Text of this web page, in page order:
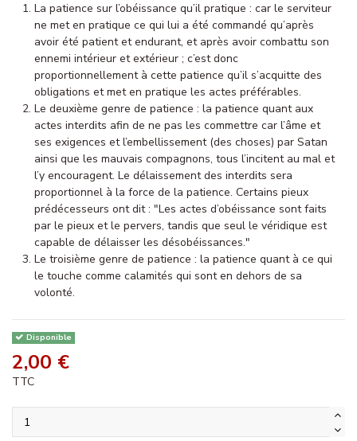
La patience sur l’obéissance qu’il pratique : car le serviteur
ne met en pratique ce qui lui a été commandé qu’après
avoir été patient et endurant, et après avoir combattu son
ennemi intérieur et extérieur ; c’est donc
proportionnellement à cette patience qu’il s’acquitte des
obligations et met en pratique les actes préférables.
Le deuxième genre de patience : la patience quant aux
actes interdits afin de ne pas les commettre car l’âme et
ses exigences et l’embellissement (des choses) par Satan
ainsi que les mauvais compagnons, tous l’incitent au mal et
l’y encouragent. Le délaissement des interdits sera
proportionnel à la force de la patience. Certains pieux
prédécesseurs ont dit : "Les actes d’obéissance sont faits
par le pieux et le pervers, tandis que seul le véridique est
capable de délaisser les désobéissances."
Le troisième genre de patience : la patience quant à ce qui
le touche comme calamités qui sont en dehors de sa
volonté.
Disponible
2,00 €
TTC